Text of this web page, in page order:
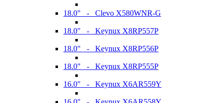
18.0" - Clevo X580WNR-G
18.0" - Keynux X8RP557P
18.0" - Keynux X8RP556P
18.0" - Keynux X8RP555P
16.0" - Keynux X6AR559Y